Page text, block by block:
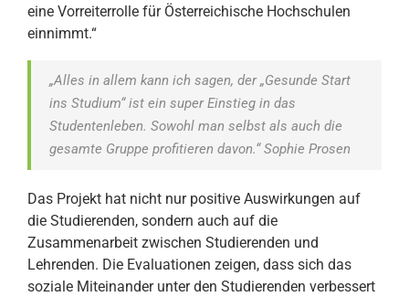
eine Vorreiterrolle für Österreichische Hochschulen
einnimmt.“
„Alles in allem kann ich sagen, der „Gesunde Start
ins Studium“ ist ein super Einstieg in das
Studentenleben. Sowohl man selbst als auch die
gesamte Gruppe profitieren davon.“Sophie Prosen
Das Projekt hat nicht nur positive Auswirkungen auf
die Studierenden, sondern auch auf die
Zusammenarbeit zwischen Studierenden und
Lehrenden. Die Evaluationen zeigen, dass sich das
soziale Miteinander unter den Studierenden verbessert